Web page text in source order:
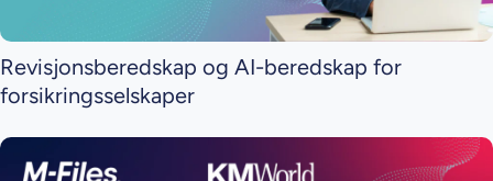
Revisjonsberedskap og AI-beredskap for
forsikringsselskaper